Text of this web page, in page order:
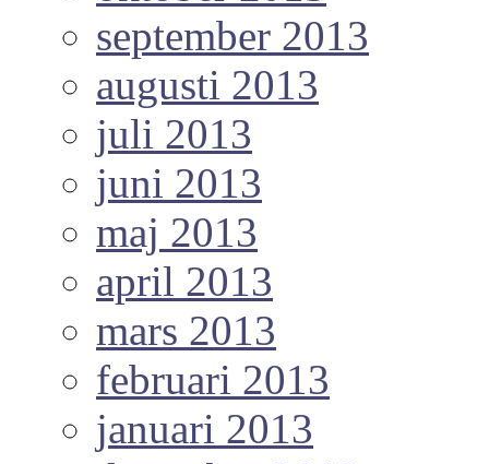
september 2013
augusti 2013
juli 2013
juni 2013
maj 2013
april 2013
mars 2013
februari 2013
januari 2013